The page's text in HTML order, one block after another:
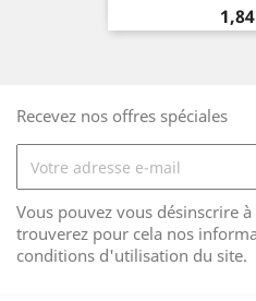
Prix
Recevez nos offres spéciales
Vous pouvez vous désinscrire
trouverez pour cela nos
conditions d'utilisation du site.